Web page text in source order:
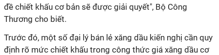
đề chiết khấu cơ bản sẽ được giải quyết", Bộ Công
Thương cho biết.
Trước đó, một số đại lý bán lẻ xăng dầu kiến nghị cần quy
định rõ mức chiết khấu trong công thức giá xăng dầu cơ